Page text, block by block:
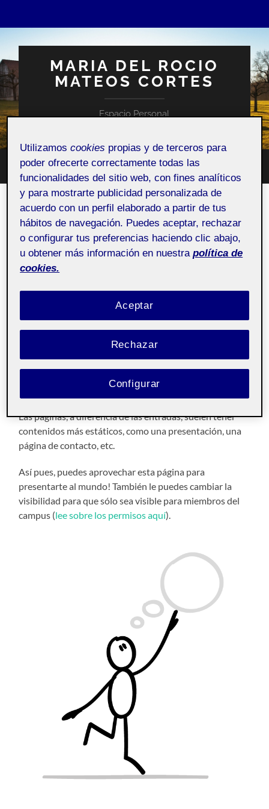
MARIA DEL ROCIO
MATEOS CORTES
Espacio Personal
Alternar
el
menú
móvil
el
¿Quién soy?
Pública
¡Hola!
Soy X y esta
Esta página espúblicay la puede ver todo el mundo. Es
interesante que haya contenidos públicos en tu espacio
Folio, como esta página de presentación. Asi, si alguien
podrá ver la información que quieras compartir.
Las páginas, a diferencia de las entradas, suelen tener
contenidos más estáticos, como una presentación, una
página de contacto, etc.
Así pues, puedes aprovechar esta página para
presentarte al mundo! También le puedes cambiar la
visibilidad para que sólo sea visible para miembros del
campus (lee sobre los permisos aquí).
Utilizamoscookies propias y de terceros para
poder ofrecerte correctamente todas las
funcionalidades del sitio web, con fines analíticos
y para mostrarte publicidad personalizada de
acuerdo con un perfil elaborado a partir de tus
hábitos de navegación. Puedes aceptar, rechazar
o configurar tus preferencias haciendo clic abajo,
u obtener más información en nuestra política de
cookies.
Rechazar
Aceptar
Configurar